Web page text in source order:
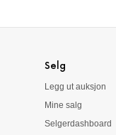
Selg
Legg ut auksjon
Mine salg
Selgerdashboard